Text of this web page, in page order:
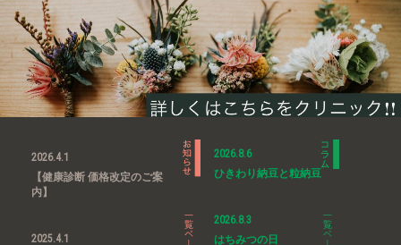
2026.4.1
【健康診断 価格改定のご案
内】
2025.4.1
2026.8.6
ひきわり納豆と粒納豆
2026.8.3
はちみつの日